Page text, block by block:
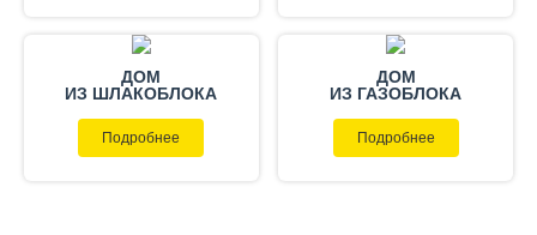
ДОМ
ИЗ ШЛАКОБЛОКА
Подробнее
ДОМ
ИЗ ГАЗОБЛОКА
Подробнее